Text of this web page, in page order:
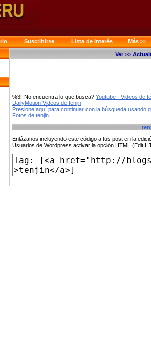
Suscribirse Lista de Interés
Más >>
Ver >>
%3FNo encuentra lo que busca? Youtube - Videos de
DailyMotion Videos de tenjin
Presione aquí para continuar con la búsqueda usando
Fotos de tenjin
Enlázanos incluyendo este código a tus post en la
Usuarios de Wordpress activar la opción HTML (Edit